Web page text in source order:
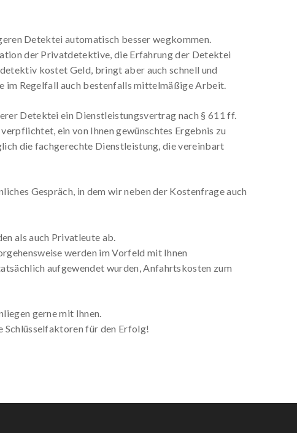
Detektei automatisch besser wegkommen.
der Privatdetektive, die Erfahrung der Detektei
kostet Geld, bringt aber auch schnell und
im Regelfall auch bestenfalls mittelmäßige Arbeit.
Detektei ein Dienstleistungsvertrag nach § 611 ff.
ein von Ihnen gewünschtes Ergebnis zu
die fachgerechte Dienstleistung, die vereinbart
Gespräch, in dem wir neben der Kostenfrage auch
als auch Privatleute ab.
werden im Vorfeld mit Ihnen
aufgewendet wurden, Anfahrtskosten zum
gerne mit Ihnen.
Schlüsselfaktoren für den Erfolg!